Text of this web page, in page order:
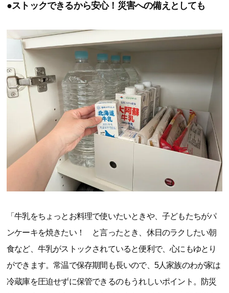
●ストックできるから安心！災害への備えとしても
「牛乳をちょっとお料理で使いたいときや、子どもたちがパ
ンケーキを焼きたい！ と言ったとき、休日のラクしたい朝
食など、牛乳がストックされていると便利で、心にもゆとり
ができます。常温で保存期間も長いので、5人家族のわが家は
冷蔵庫を圧迫せずに保管できるのもうれしいポイント。防災